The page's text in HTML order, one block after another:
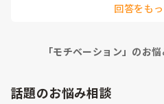
回答をも
「モチベーション」のお
話題のお悩み相談